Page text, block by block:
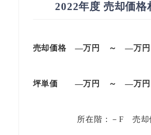
2022年度 売却価格
売却価格 —万円 ～ —万円
坪単価 —万円 ～ —万円
所在階：－F 売却